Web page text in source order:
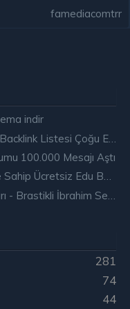
famediacomtrr
indir
100.000 Mesajı Aştı
5 Adet Yüksek DA/PA Değerine Sahip Ücretsiz Edu Backlink
281
74
44